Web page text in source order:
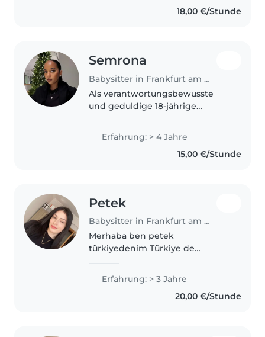
18,00 €/Stunde
Semrona
Babysitter in Frankfurt am Main
Als verantwortungsbewusste
und geduldige 18-jährige
insbesondere mit Kleinkindern.
Neben Deutsch spreche ich
Erfahrung: > 4 Jahre
15,00 €/Stunde
Petek
Babysitter in Frankfurt am Main
Merhaba ben petek
türkiyedenim Türkiye de
Almanya çocuk bakıyorum.
Sabırlıyım çocuklarla vakit
Erfahrung: > 3 Jahre
20,00 €/Stunde